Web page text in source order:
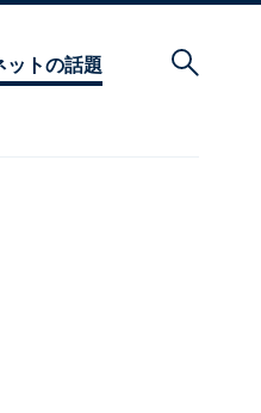
ットの話題